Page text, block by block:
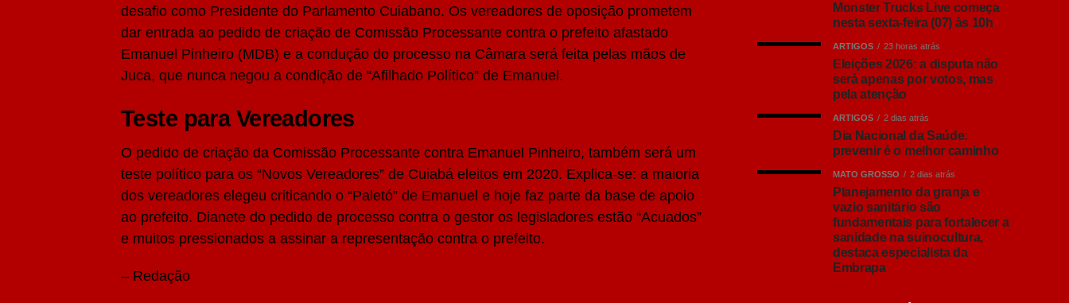
desafio como Presidente do Parlamento Cuiabano. Os vereadores de oposição prometem
dar entrada ao pedido de criação de Comissão Processante contra o prefeito afastado
Emanuel Pinheiro (MDB) e a condução do processo na Câmara será feita pelas mãos de
Juca, que nunca negou a condição de “Afilhado Político” de Emanuel.
Teste para Vereadores
O pedido de criação da Comissão Processante contra Emanuel Pinheiro, também será um
teste político para os “Novos Vereadores” de Cuiabá eleitos em 2020. Explica-se: a maioria
dos vereadores elegeu criticando o “Paletó” de Emanuel e hoje faz parte da base de apoio
ao prefeito. Dianete do pedido de processo contra o gestor os legisladores estão “Acuados”
e muitos pressionados a assinar a representação contra o prefeito.
– Redação
Monster Trucks Live começa
nesta sexta-feira (07) às 10h
ARTIGOS 23 horas atrás
Eleições 2026: a disputa não
será apenas por votos, mas
pela atenção
ARTIGOS 2 dias atrás
Dia Nacional da Saúde:
prevenir é o melhor caminho
MATO GROSSO 2 dias atrás
Planejamento da granja e
vazio sanitário são
fundamentais para fortalecer a
sanidade na suinocultura,
destaca especialista da
Embrapa